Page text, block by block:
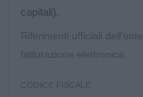
capitali).
Riferimenti ufficiali
fatturazione elettronica.
CODICE FISCALE